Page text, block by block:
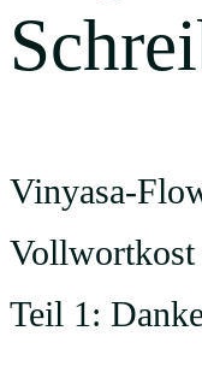
Vinyasa-
Vollwortkost
Teil 1: